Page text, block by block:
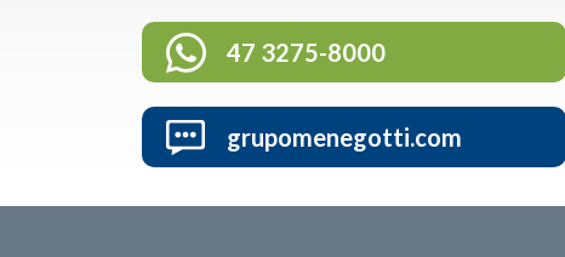
47 3275-8000
grupomenegotti.com